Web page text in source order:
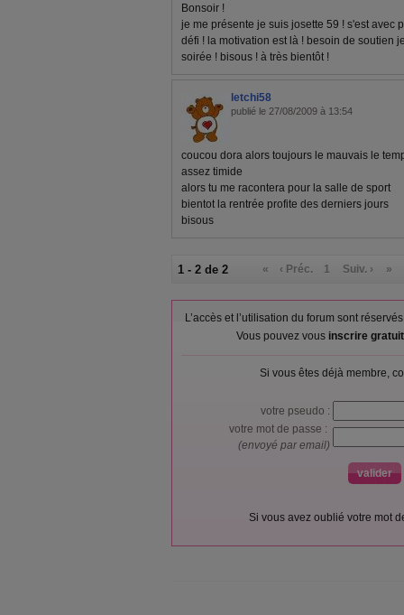
Bonsoir !
je me présente je suis josette 59 ! s'est avec
défi ! la motivation est là ! besoin de soutien
soirée ! bisous ! à très bientôt !
letchi58
publié le 27/08/2009 à 13:54
coucou dora alors toujours le mauvais le
assez timide
alors tu me racontera pour la salle de sport
bientot la rentrée profite des derniers jours
bisous
1 - 2 de 2 « ‹ Préc. 1 Suiv. › »
L’accès et l’utilisation du forum sont
Vous pouvez vous inscrire
Si vous êtes déjà membre,
votre pseudo :
votre mot de passe :
(envoyé par email)
Si vous avez oublié votre mot